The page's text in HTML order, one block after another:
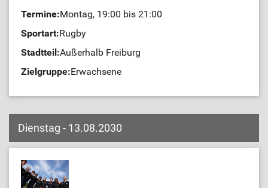
Termine:Montag, 19:00 bis 21:00
Sportart:Rugby
Stadtteil:Außerhalb Freiburg
Zielgruppe:Erwachsene
Dienstag - 13.08.2030